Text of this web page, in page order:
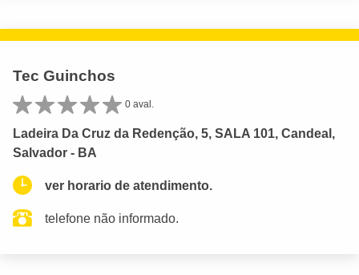
Tec Guinchos
0 aval.
Ladeira Da Cruz da Redenção, 5, SALA 101, Candeal,
Salvador - BA
ver horario de atendimento.
telefone não informado.